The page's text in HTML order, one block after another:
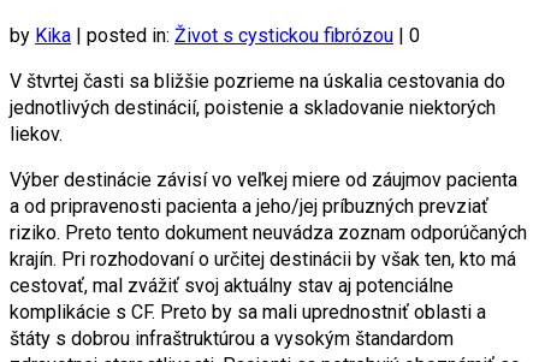
by Kika | posted in: Život s cystickou fibrózou | 0
V štvrtej časti sa bližšie pozrieme na úskalia cestovania do
jednotlivých destinácií, poistenie a skladovanie niektorých
liekov.
Výber destinácie závisí vo veľkej miere od záujmov pacienta
a od pripravenosti pacienta a jeho/jej príbuzných prevziať
riziko. Preto tento dokument neuvádza zoznam odporúčaných
krajín. Pri rozhodovaní o určitej destinácii by však ten, kto má
cestovať, mal zvážiť svoj aktuálny stav aj potenciálne
komplikácie s CF. Preto by sa mali uprednostniť oblasti a
štáty s dobrou infraštruktúrou a vysokým štandardom